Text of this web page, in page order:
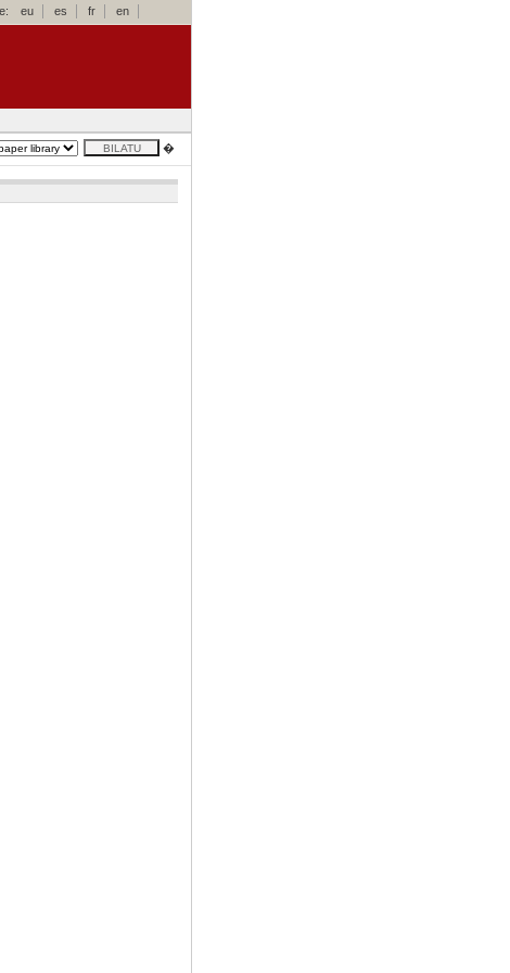
eu es fr en
�